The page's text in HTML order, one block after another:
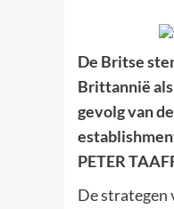
De Britse
Brittannië
gevolg van
PETER
De strategen